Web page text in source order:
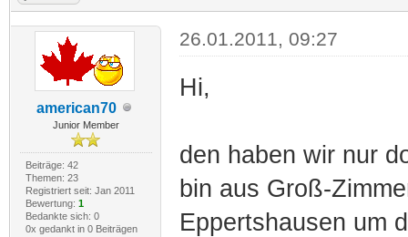
american70
Junior Member
Beiträge: 42
Themen: 23
Registriert seit: Jan 2011
Bewertung: 1
Bedankte sich: 0
0x gedankt in 0 Beiträgen
26.01.2011, 09:27
Hi,
den haben wir nur
bin aus Groß-
Eppertshausen um